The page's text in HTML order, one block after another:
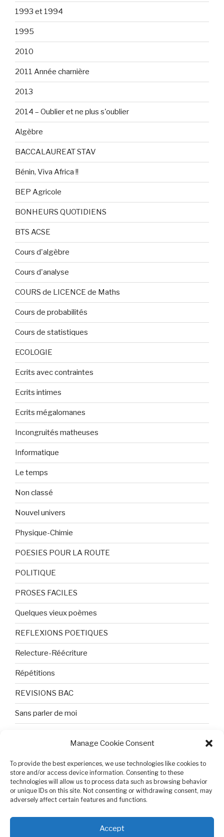
Manage Cookie Consent
To provide the best experiences, we use technologies like cookies to
store and/or access device information. Consenting to these
technologies will allow us to process data such as browsing behavior
or unique IDs on this site. Not consenting or withdrawing consent, may
adversely affect certain features and functions.
Accept
1993 et 1994
1995
2010
2011 Année charnière
2013
2014 – Oublier et ne plus s'oublier
Algèbre
BACCALAUREAT STAV
Bénin, Viva Africa !!
BEP Agricole
BONHEURS QUOTIDIENS
BTS ACSE
Cours d'algèbre
Cours d'analyse
COURS de LICENCE de Maths
Cours de probabilités
Cours de statistiques
ECOLOGIE
Ecrits avec contraintes
Ecrits intimes
Ecrits mégalomanes
Incongruités matheuses
Informatique
Le temps
Non classé
Nouvel univers
Physique-Chimie
POESIES POUR LA ROUTE
POLITIQUE
PROSES FACILES
Quelques vieux poèmes
REFLEXIONS POETIQUES
Relecture-Réécriture
Répétitions
REVISIONS BAC
Sans parler de moi
Tristesse et attente
Variable complexe